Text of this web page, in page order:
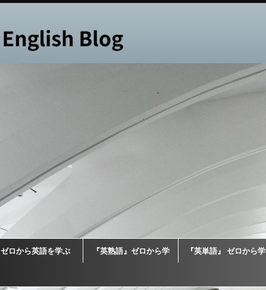
ゼロから英語を学ぶ 『英熟語』ゼロから学 『英単語』 ゼロから学